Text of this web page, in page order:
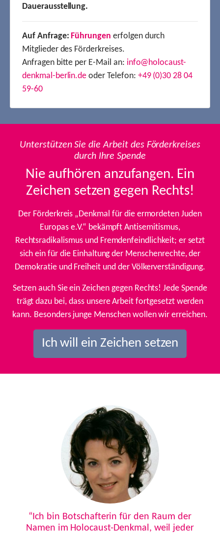
Dauerausstellung.
Auf Anfrage: Führungen erfolgen durch
Mitglieder des Förderkreises.
Anfragen bitte per E-Mail an: info@holocaust-
denkmal-berlin.de oder Telefon: +49 (0)30 28 04
59-60
Unterstützen Sie die Arbeit des Förderkreises
durch Ihre Spende
Nie aufhören anzufangen. Ein
Zeichen setzen gegen Rechts!
Der Förderkreis „Denkmal für die ermordeten Juden
Europas e.V.“ bekämpft Antisemitismus,
Rechtsradikalismus und Fremdenfeindlichkeit; er setzt
sich ein für die Einhaltung der Menschenrechte, der
Demokratie und Freiheit und der Völkerverständigung.
Setzen auch Sie ein Zeichen gegen Rechts! Jede Spende
trägt dazu bei, dass unsere Arbeit fortgesetzt werden
kann. Besonders junge Menschen wollen wir erreichen.
Ich will ein Zeichen setzen
“Ich bin Botschafterin für den Raum der
Namen im Holocaust-Denkmal, weil jeder